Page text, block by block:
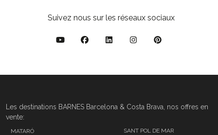
Suivez nous sur les réseaux sociaux
Les destinations BARNES Barcelona & Costa Brava, nos offres en
vente:
MATARÓ
SANT POL DE MAR